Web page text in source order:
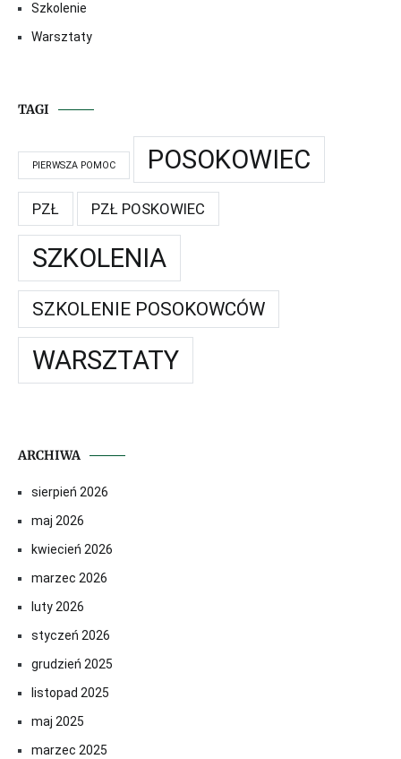
Szkolenie
Warsztaty
TAGI
PIERWSZA POMOC POSOKOWIEC
PZŁ PZŁ POSKOWIEC
SZKOLENIA
SZKOLENIE POSOKOWCÓW
WARSZTATY
ARCHIWA
sierpień 2026
maj 2026
kwiecień 2026
marzec 2026
luty 2026
styczeń 2026
grudzień 2025
listopad 2025
maj 2025
marzec 2025